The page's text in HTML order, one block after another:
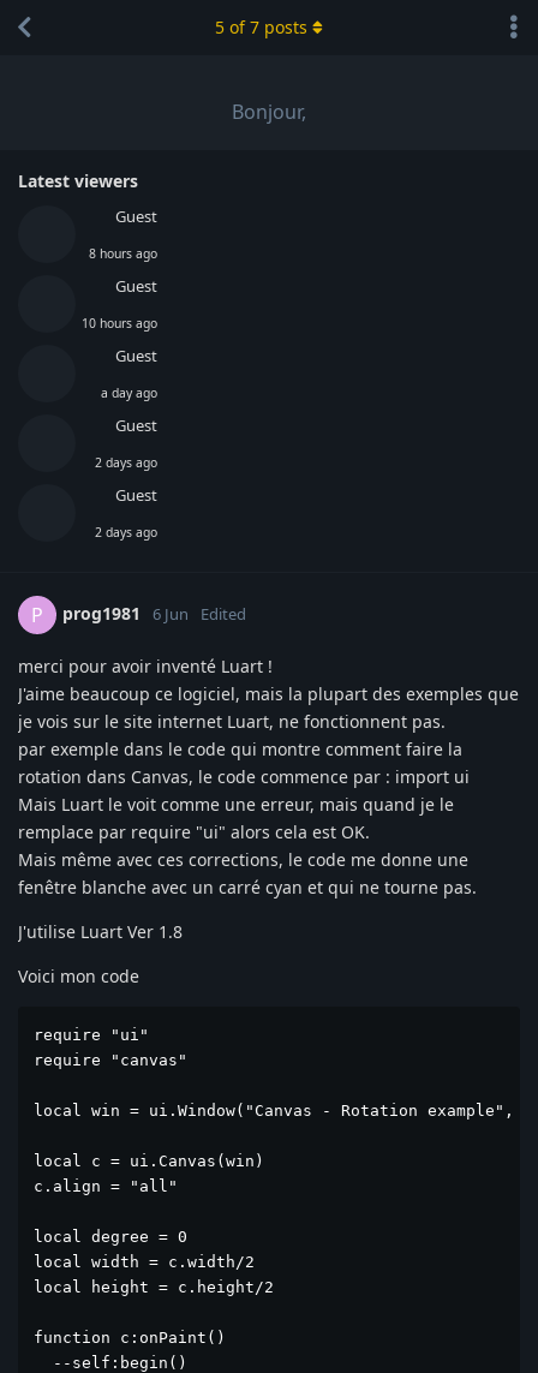
Bonjour,
Latest viewers
Guest
8 hours ago
Guest
10 hours ago
Guest
a day ago
Guest
2 days ago
Guest
2 days ago
5 of7 posts
P prog1981 6 Jun Edited
merci pour avoir inventé Luart !
J'aime beaucoup ce logiciel, mais la plupart des exemples que
je vois sur le site internet Luart, ne fonctionnent pas.
par exemple dans le code qui montre comment faire la
rotation dans Canvas, le code commence par : import ui
Mais Luart le voit comme une erreur, mais quand je le
remplace par require "ui" alors cela est OK.
Mais même avec ces corrections, le code me donne une
fenêtre blanche avec un carré cyan et qui ne tourne pas.
J'utilise Luart Ver 1.8
Voici mon code
require "ui"
require "canvas"
local win = ui.Window("Canvas - Rotation example",
local c = ui.Canvas(win)
c.align = "all"
local degree = 0
local width = c.width/2
local height = c.height/2
function c:onPaint()
  --self:begin()